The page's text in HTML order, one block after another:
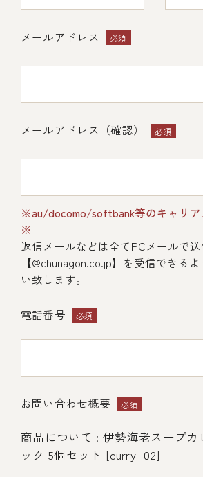
(生おせち/おせち冷凍)
（中納言厨房）
プライバシーポリシー 取
メールアドレス 必須
メールアドレス（確認） 必須
※au/docomo/softbank等のキャリア
※
返信メールなどは全てPCメールで送
【@chunagon.co.jp】を受信できる
い致します。
電話番号 必須
お問い合わせ概要 必須
商品について : 伊勢海老スープカ
ック 5個セット [curry_02]